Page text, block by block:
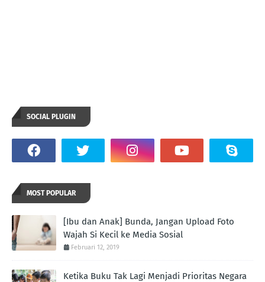
SOCIAL PLUGIN
MOST POPULAR
[Ibu dan Anak] Bunda, Jangan Upload Foto
Wajah Si Kecil ke Media Sosial
Februari 12, 2019
Ketika Buku Tak Lagi Menjadi Prioritas Negara